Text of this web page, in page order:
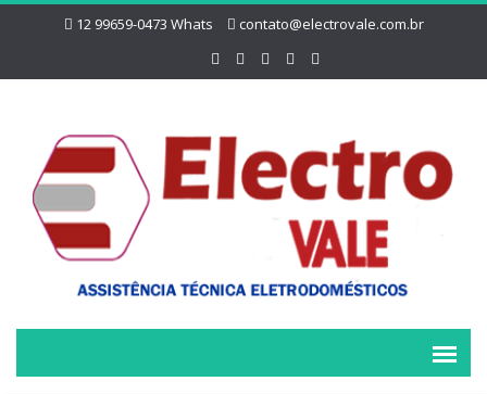
12 99659-0473 Whats contato@electrovale.com.br